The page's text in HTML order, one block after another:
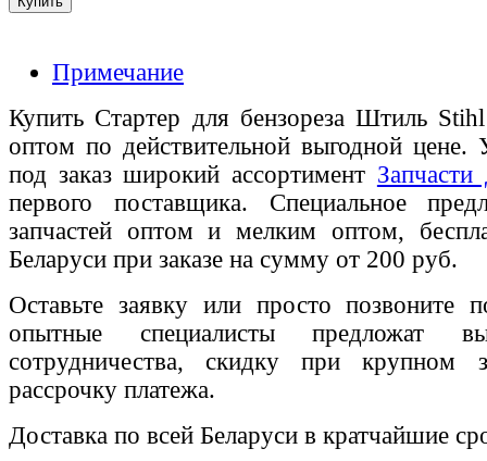
Примечание
Купить Стартер для бензореза Штиль
оптом по действительной выгодной
под заказ широкий ассортимент Запчасти
первого поставщика. Специальное
запчастей оптом и мелким оптом,
Беларуси при заказе на сумму от 200 руб.
Оставьте заявку или просто позвоните
опытные специалисты предложат
сотрудничества, скидку при крупном
рассрочку платежа.
Доставка по всей Беларуси в кратчайшие